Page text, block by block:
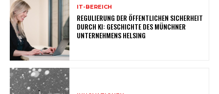
IT-BEREICH
REGULIERUNG DER ÖFFENTLICHEN SICHERHEIT
DURCH KI: GESCHICHTE DES MÜNCHNER
UNTERNEHMENS HELSING